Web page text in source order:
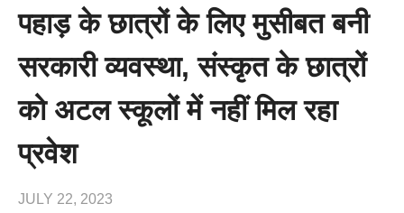
पहाड़ के छात्रों के लिए मुसीबत बनी
सरकारी व्यवस्था, संस्कृत के छात्रों
को अटल स्कूलों में नहीं मिल रहा
प्रवेश
JULY 22, 2023